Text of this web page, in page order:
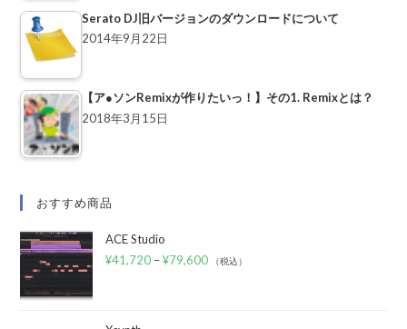
Serato DJ旧バージョンのダウンロードについて
2014年9月22日
【ア●ソンRemixが作りたいっ！】その1. Remixとは？
2018年3月15日
おすすめ商品
ACE Studio
¥41,720 –¥79,600 （税込）